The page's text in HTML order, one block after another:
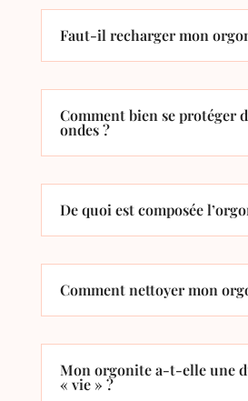
Faut-il recharger mon
Comment bien se protéger
ondes ?
De quoi est composée
Comment nettoyer mon
Mon orgonite a-t-elle une
« vie » ?